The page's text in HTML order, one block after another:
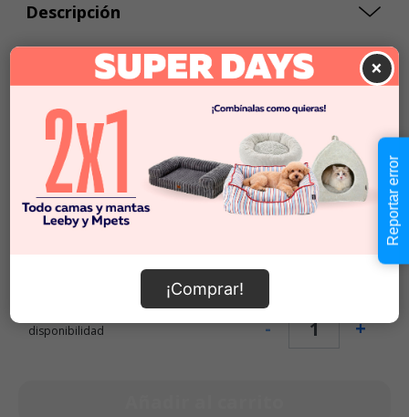
Descripción
Seleccionar Formato
Talla S
$24.990
Talla M
$32.990
Talla L
Talla XL
- +
$49.990
disponibilidad
×
¡Comprar!
Reportar error